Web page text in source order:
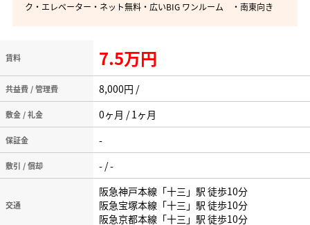
ク・エレベーター・ネット無料・広いBIG ワンルーム ・南東向き
賃料 7.5万円
共益費 / 管理費 8,000円 /
敷金 / 礼金 0ヶ月 / 1ヶ月
保証金 -
敷引 / 償却 - / -
交通
阪急神戸本線「十三」駅 徒歩10分
阪急宝塚本線「十三」駅 徒歩10分
阪急京都本線「十三」駅 徒歩10分